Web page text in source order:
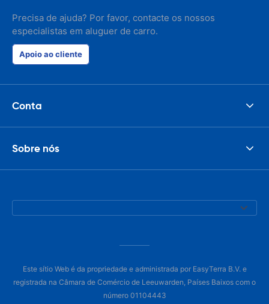
Precisa de ajuda? Por favor, contacte os nossos
especialistas em aluguer de carro.
Apoio ao cliente
Conta
Sobre nós
Este sítio Web é da propriedade e administrada por EasyTerra B.V. e
registrada na Câmara de Comércio de Leeuwarden, Países Baixos com o
número 01104443